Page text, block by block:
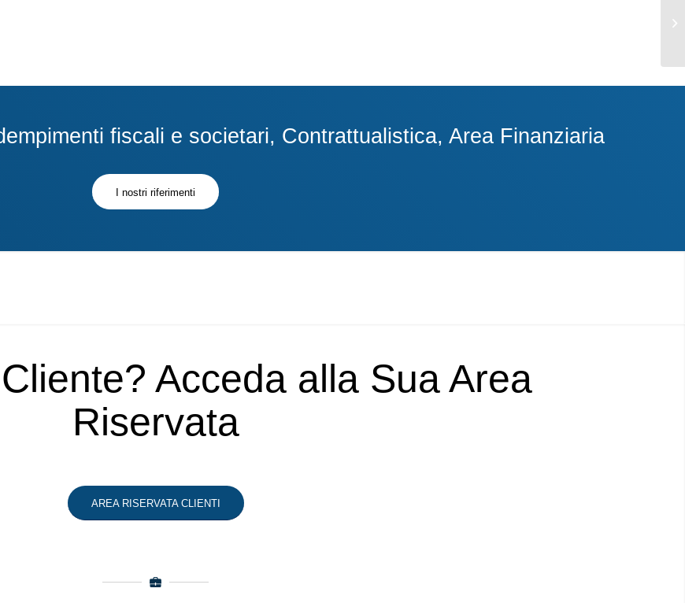
fiscali e societari, Contrattualistica, Area Finanziaria
I nostri riferimenti
Acceda alla Sua Area
Riservata
AREA RISERVATA CLIENTI